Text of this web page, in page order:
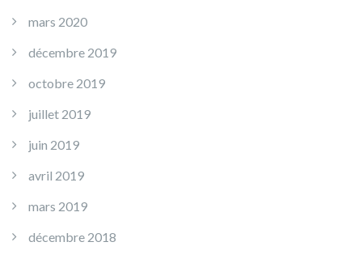
mars 2020
décembre 2019
octobre 2019
juillet 2019
juin 2019
avril 2019
mars 2019
décembre 2018